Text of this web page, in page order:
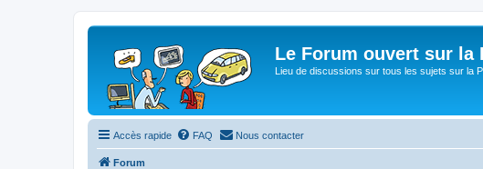
Le Forum ouvert sur la
Lieu de discussions sur tous les sujets sur la
Accès rapide FAQ Nous contacter
Forum